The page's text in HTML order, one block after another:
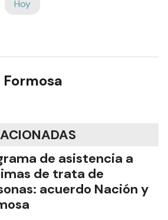
Hoy
de asistencia a
de trata de
acuerdo Nación y